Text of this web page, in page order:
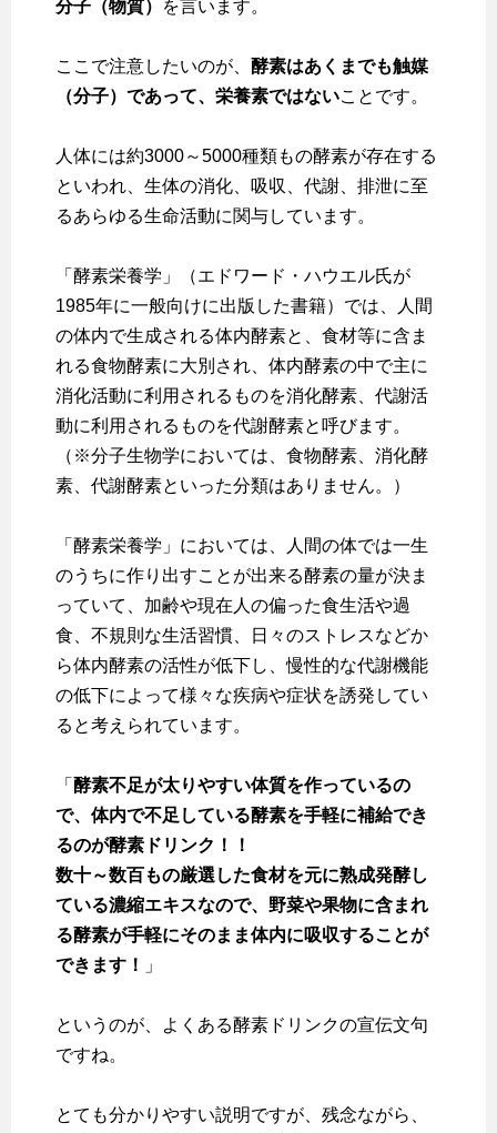
分子（物質）
を言います。
ここで注意したいのが、 酵素はあくまでも触媒
（分子）であって、栄養素ではないことです。
人体には約3000～5000種類もの酵素が存在する
といわれ、生体の消化、吸収、代謝、排泄に至
るあらゆる生命活動に関与しています。
「酵素栄養学」（エドワード・ハウエル氏が
1985年に一般向けに出版した書籍）では、人間
の体内で生成される体内酵素と、食材等に含ま
れる食物酵素に大別され、体内酵素の中で主に
消化活動に利用されるものを消化酵素、代謝活
動に利用されるものを代謝酵素と呼びます。
（※分子生物学においては、食物酵素、消化酵
素、代謝酵素といった分類はありません。）
「酵素栄養学」においては、人間の体では一生
のうちに作り出すことが出来る酵素の量が決ま
っていて、加齢や現在人の偏った食生活や過
食、不規則な生活習慣、日々のストレスなどか
ら体内酵素の活性が低下し、慢性的な代謝機能
の低下によって様々な疾病や症状を誘発してい
ると考えられています。
「 酵素不足が太りやすい体質を作っているの
で、体内で不足している酵素を手軽に補給でき
るのが酵素ドリンク！！
数十～数百もの厳選した食材を元に熟成発酵し
ている濃縮エキスなので、野菜や果物に含まれ
る酵素が手軽にそのまま体内に吸収することが
できます！
」
というのが、よくある酵素ドリンクの宣伝文句
ですね。
とても分かりやすい説明ですが、残念ながら、